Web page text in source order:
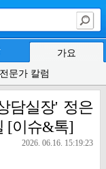
가요
전문가 칼럼
담실장' 정은
[이슈&톡]
2026. 06.16. 15:19:23